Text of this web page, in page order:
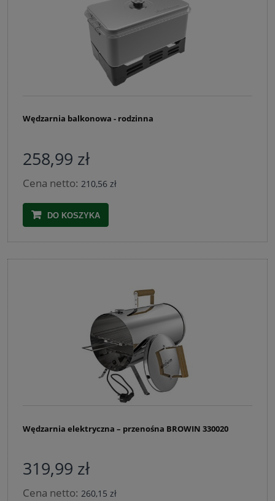
Wędzarnia balkonowa - rodzinna
258,99 zł
Cena netto: 210,56 zł
DO KOSZYKA
Wędzarnia elektryczna – przenośna BROWIN 330020
319,99 zł
Cena netto: 260,15 zł